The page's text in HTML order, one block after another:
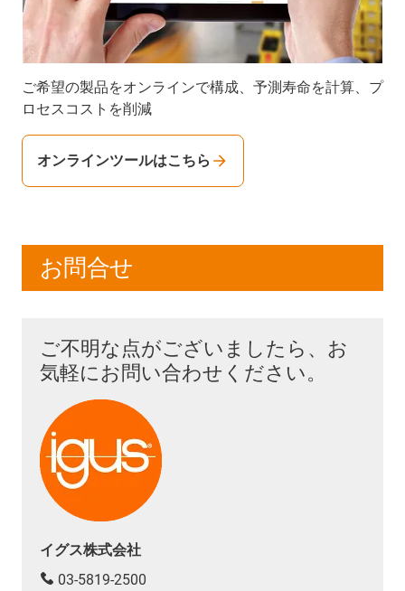
ご希望の製品をオンラインで構成、予測寿命を計算、プ
ロセスコストを削減
オンラインツールはこちら
お問合せ
ご不明な点がございましたら、お
気軽にお問い合わせください。
イグス株式会社
03-5819-2500